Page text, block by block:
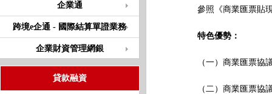
企業通
跨境e企通 - 國際結算單證業務
企業財資管理網銀
貸款融資
參照《商業匯票貼現
特色優勢：
（一）商業匯票協議
（二）商業匯票協議